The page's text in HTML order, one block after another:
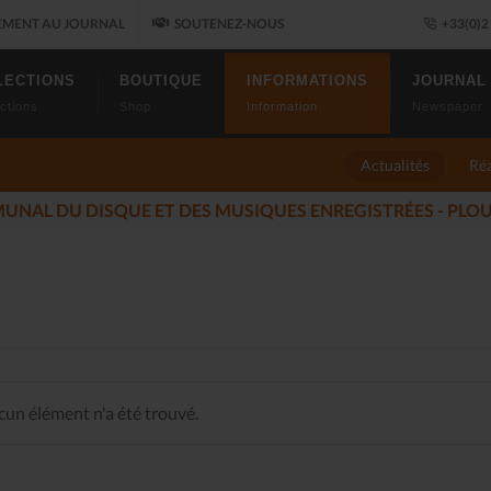
AU JOURNAL SOUTENEZ-NOUS
BOUTIQUE INFORMATIONS
Information
JOURNAL
Actualités
LES ALLUMÉS DU JAZZ FONT SALON, LE PROGRAMME
élément n'a été trouvé.